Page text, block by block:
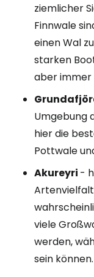
ziemlicher
Finnwale
einen Wal
starken
aber immer
Umgebung
hier die
Pottwale
Akureyri -
Artenvielfalt
viele
werden,
sein können.